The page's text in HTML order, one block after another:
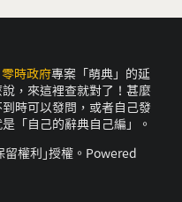
時政府專案「萌典」的延
，來這裡查就對了！甚麼
時可以發問，或者自己發
「自己的辭典自己編」。
留權利｣授權。Powered